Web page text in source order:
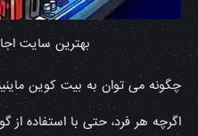
بهترین سایت
چگونه می توان به بیت کوین
اگرچه هر فرد، حتی با استفاده